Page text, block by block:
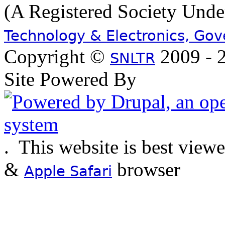
(A Registered Society
Technology & Electronics,
Copyright © SNLTR 2009 -
Site Powered By
. This website is best
& Apple Safari browser